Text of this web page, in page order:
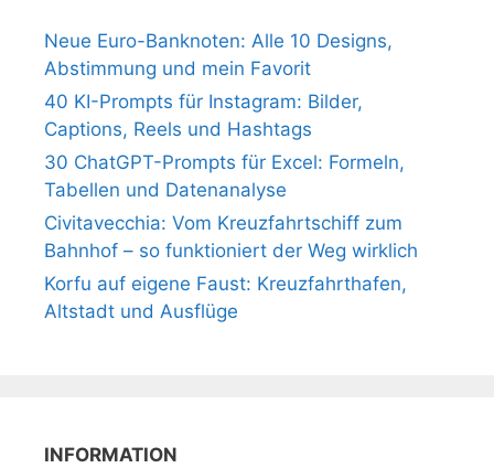
Neue Euro-Banknoten: Alle 10 Designs,
Abstimmung und mein Favorit
40 KI-Prompts für Instagram: Bilder,
Captions, Reels und Hashtags
30 ChatGPT-Prompts für Excel: Formeln,
Tabellen und Datenanalyse
Civitavecchia: Vom Kreuzfahrtschiff zum
Bahnhof – so funktioniert der Weg wirklich
Korfu auf eigene Faust: Kreuzfahrthafen,
Altstadt und Ausflüge
INFORMATION